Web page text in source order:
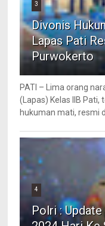
3
Divonis
Lapas Pati
Purwokerto
PATI – Lima orang
(Lapas) Kelas IIB
hukuman mati, resmi
4
Polri :